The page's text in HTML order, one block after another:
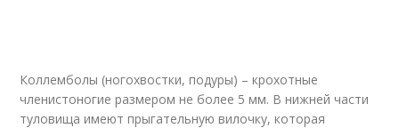
Коллемболы (ногохвостки, подуры) – крохотные
членистоногие размером не более 5 мм. В нижней части
туловища имеют прыгательную вилочку, которая